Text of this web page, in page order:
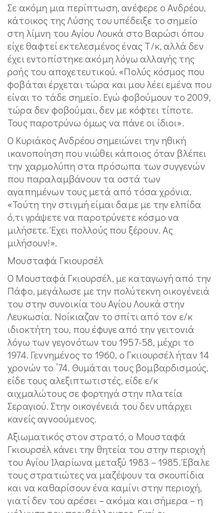
Σε ακόμη μια περίπτωση, ανέφερε ο Ανδρέου,
κάτοικος της Λύσης του υπέδειξε το σημείο
στη λίμνη του Αγίου Λουκά στο Βαρώσι όπου
είχε θαφτεί εκτελεσμένος ένας Τ/κ, αλλά δεν
έχει εντοπίστηκε ακόμη λόγω αλλαγής της
ροής του αποχετευτικού. «Πολύς κόσμος που
φοβάται έρχεται τώρα και μου λέει εμένα που
είναι το τάδε σημείο. Εγώ φοβούμουν το 2009,
τώρα δεν φοβούμαι, δεν με κόφτει τίποτε.
Τους παροτρύνω όμως να πάνε οι ίδιοι».
Ο Κυριάκος Ανδρέου σημειώνει την ηθική
ικανοποίηση που νιώθει κάποιος όταν βλέπει
την χαρμολύπη στα πρόσωπα των συγγενών
που παραλαμβάνουν τα οστά των
αγαπημένων τους μετά από τόσα χρόνια.
«Τούτη την στιγμή είμαι δαμε με την ελπίδα
ό,τι γράψετε να παροτρύνετε κόσμο να
μιλήσετε. Έχει πολλούς που ξέρουν. Ας
μιλήσουν!».
Μουσταφά Γκιουρσέλ
Ο Μουσταφά Γκιουρσέλ, με καταγωγή από την
Πάφο, μεγάλωσε με την πολύτεκνη οικογένειά
του στην συνοικία του Αγίου Λουκά στην
Λευκωσία. Νοίκιαζαν το σπίτι από τον ε/κ
ιδιοκτήτη του, που έφυγε από την γειτονιά
λόγω των γεγονότων του 1957-58, μέχρι το
1974. Γεννημένος το 1960, ο Γκιιουρσέλ ήταν 14
χρονών το ’74. Θυμάται τους βομβαρδισμούς,
είδε τους αλεξιπτωτιστές, είδε ε/κ
αιχμαλώτους σε φορτηγά στην πλατεία
Σεραγιού. Στην οικογένειά του δεν υπάρχει
κανείς αγνοούμενος.
Αξιωματικός στον στρατό, ο Μουσταφά
Γκιουρσέλ κάνει την θητεία του στην περιοχή
του Αγίου Ιλαρίωνα μεταξύ 1983 – 1985. Έβαλε
τους στρατιώτες να μαζέψουν τα σκουπίδια
και να καθαρίσουν ένα καμίνι στην περιοχή,
γιατί δεν του αρέσει – ακόμα και σήμερα – η